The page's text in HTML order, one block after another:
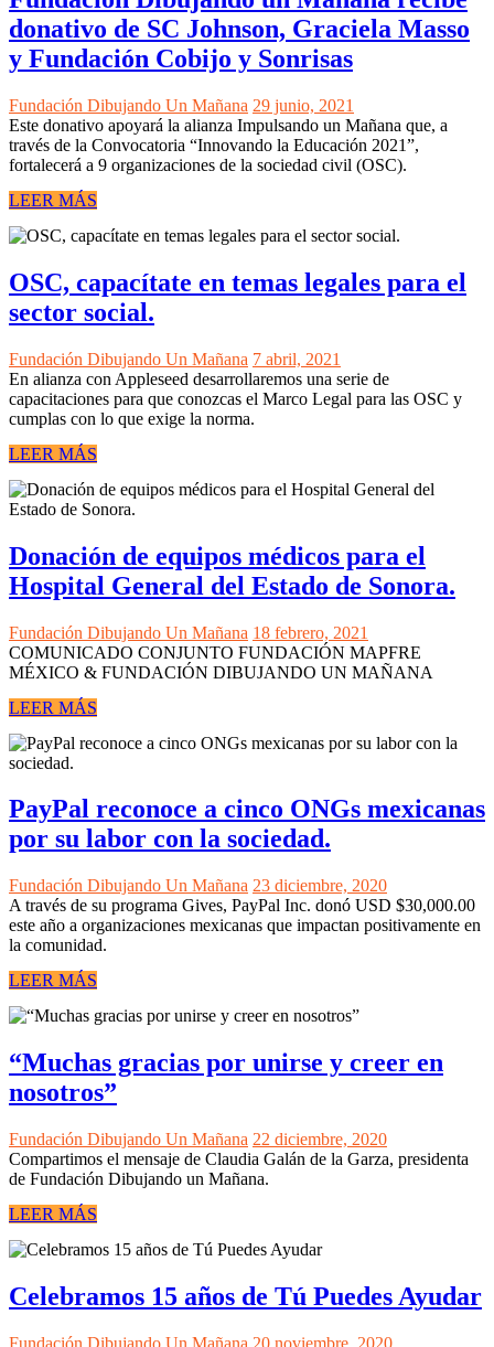
donativo de SC Johnson, Graciela Masso
y Fundación Cobijo y Sonrisas
Fundación Dibujando Un Mañana 29 junio, 2021
Este donativo apoyará la alianza Impulsando un Mañana que, a
través de la Convocatoria “Innovando la Educación 2021”,
fortalecerá a 9 organizaciones de la sociedad civil (OSC).
LEER MÁS
OSC, capacítate en temas legales para el
sector social.
Fundación Dibujando Un Mañana 7 abril, 2021
En alianza con Appleseed desarrollaremos una serie de
capacitaciones para que conozcas el Marco Legal para las OSC y
cumplas con lo que exige la norma.
LEER MÁS
Donación de equipos médicos para el
Hospital General del Estado de Sonora.
Fundación Dibujando Un Mañana 18 febrero, 2021
COMUNICADO CONJUNTO FUNDACIÓN MAPFRE
MÉXICO & FUNDACIÓN DIBUJANDO UN MAÑANA
LEER MÁS
PayPal reconoce a cinco ONGs mexicanas
por su labor con la sociedad.
Fundación Dibujando Un Mañana 23 diciembre, 2020
A través de su programa Gives, PayPal Inc. donó USD $30,000.00
este año a organizaciones mexicanas que impactan positivamente en
la comunidad.
LEER MÁS
“Muchas gracias por unirse y creer en
nosotros”
Fundación Dibujando Un Mañana 22 diciembre, 2020
Compartimos el mensaje de Claudia Galán de la Garza, presidenta
de Fundación Dibujando un Mañana.
LEER MÁS
Celebramos 15 años de Tú Puedes Ayudar
Fundación Dibujando Un Mañana 20 noviembre, 2020